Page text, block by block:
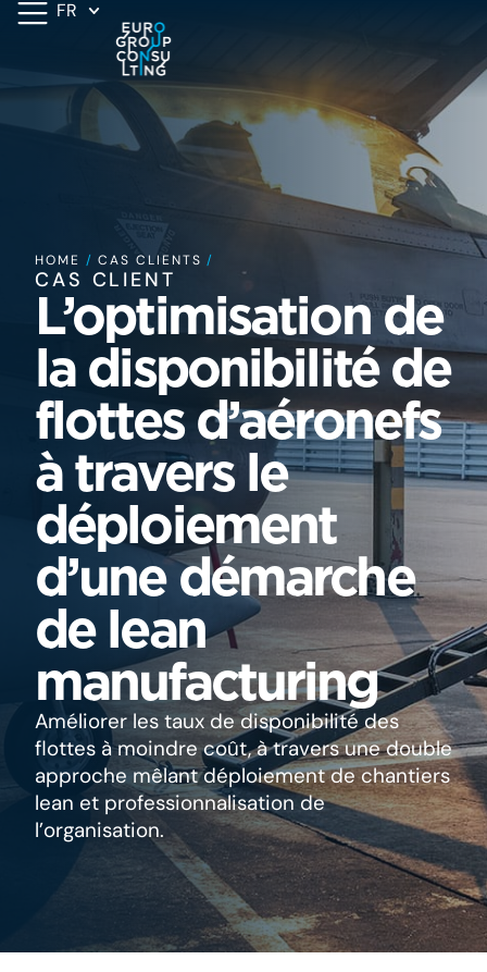
FR
HOME /CAS CLIENTS /
CAS CLIENT
L’optimisation de
la disponibilité de
flottes d’aéronefs
à travers le
déploiement
d’une démarche
de lean
manufacturing​
Améliorer les taux de disponibilité des
flottes à moindre coût, à travers une double
approche mêlant déploiement de chantiers
lean et professionnalisation de
l’organisation.​